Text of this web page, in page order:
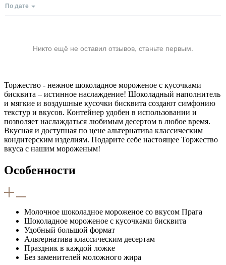
По дате
Никто ещё не оставил отзывов, станьте первым.
Торжество - нежное шоколадное мороженое с кусочками
бисквита – истинное наслаждение! Шоколадный наполнитель
и мягкие и воздушные кусочки бисквита создают симфонию
текстур и вкусов. Контейнер удобен в использовании и
позволяет наслаждаться любимым десертом в любое время.
Вкусная и доступная по цене альтернатива классическим
кондитерским изделиям. Подарите себе настоящее Торжество
вкуса с нашим мороженым!
Особенности
Молочное шоколадное мороженое со вкусом Прага
Шоколадное мороженое с кусочками бисквита
Удобный большой формат
Альтернатива классическим десертам
Праздник в каждой ложке
Без заменителей моложного жира